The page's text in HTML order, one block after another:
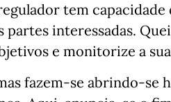
tem
partes interessadas.
e monitorize a
fazem-se abrindo-se